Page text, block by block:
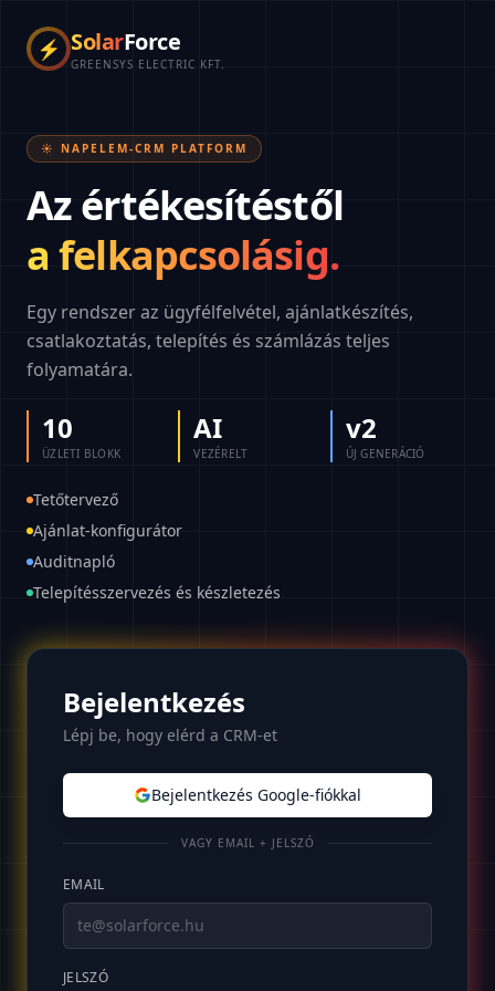
⚡ SolarForce
GREENSYS ELECTRIC KFT.
☀️ NAPELEM-CRM PLATFORM
Az értékesítéstől
a felkapcsolásig.
Egy rendszer az ügyfélfelvétel, ajánlatkészítés,
csatlakoztatás, telepítés és számlázás teljes
folyamatára.
10
ÜZLETI BLOKK
AI
VEZÉRELT
v2
ÚJ GENERÁCIÓ
Tetőtervező
Ajánlat-konfigurátor
Auditnapló
Telepítésszervezés és készletezés
Bejelentkezés
Lépj be, hogy elérd a CRM-et
Bejelentkezés Google-fiókkal
VAGY EMAIL + JELSZÓ
EMAIL
JELSZÓ